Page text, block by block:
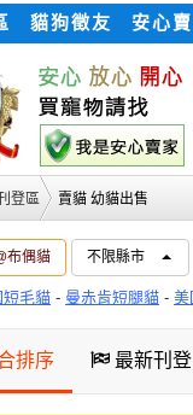
貓狗徵友 安心
登區 賣貓 幼貓出售
布偶貓 不限縣市
短毛貓 - 曼赤肯短腿貓 - 美
排序 最新刊登